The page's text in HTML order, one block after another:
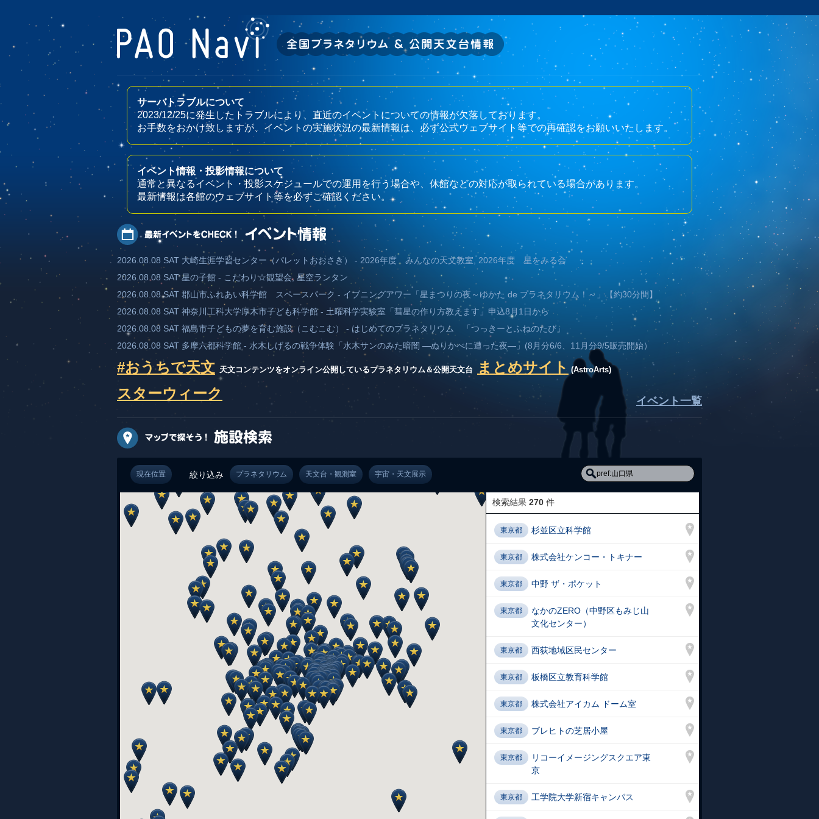
サーバトラブルについて
2023/12/25に発生したトラブルにより、直近のイベントについての情報が欠落しております。
お手数をおかけ致しますが、イベントの実施状況の最新情報は、必ず公式ウェブサイト等での再確認をお願いいたします。
イベント情報・投影情報について
通常と異なるイベント・投影スケジュールでの運用を行う場合や、休館などの対応が取られている場合があります。
最新情報は各館のウェブサイト等を必ずご確認ください。
2026.08.08 SAT 大崎生涯学習センター（パレットおおさき） - 2026年度 みんなの天文教室, 2026年度 星をみる会
2026.08.08 SAT 星の子館 - こだわり☆観望会, 星空ランタン
2026.08.08 SAT 郡山市ふれあい科学館 スペースパーク - イブニングアワー「星まつりの夜～ゆかた de プラネタリウム！～」【約30分間】
2026.08.08 SAT 神奈川工科大学厚木市子ども科学館 - 土曜科学実験室「彗星の作り方教えます」申込8月1日から
2026.08.08 SAT 福島市子どもの夢を育む施設（こむこむ） - はじめてのプラネタリウム 「つっきーとふねのたび」
2026.08.08 SAT 多摩六都科学館 - 水木しげるの戦争体験「水木サンのみた暗闇 ―ぬりかべに遭った夜―」(8月分6/6、11月分9/5販売開始）
#おうちで天文 天文コンテンツをオンライン公開しているプラネタリウム＆公開天文台 まとめサイト (AstroArts)
スターウィーク イベント一覧
現在位置 絞り込み プラネタリウム 天文台・観測室 宇宙・天文展示
検索結果 270 件
東京都 杉並区立科学館
東京都 株式会社ケンコー・トキナー
東京都 中野 ザ・ポケット
東京都
なかのZERO（中野区もみじ山
文化センター）
東京都 西荻地域区民センター
東京都 板橋区立教育科学館
東京都 株式会社アイカム ドーム室
東京都 ブレヒトの芝居小屋
東京都
リコーイメージングスクエア東
京
東京都 工学院大学新宿キャンパス